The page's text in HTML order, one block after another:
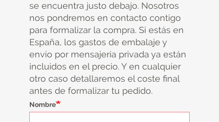
se encuentra justo debajo. Nosotros
nos pondremos en contacto contigo
para formalizar la compra. Si estás en
España, los gastos de embalaje y
envío por mensajería privada ya están
incluidos en el precio. Y en cualquier
otro caso detallaremos el coste final
antes de formalizar tu pedido.
Nombre